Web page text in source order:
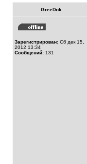
GreeDok
Зарегистрирован: Сб дек 15,
2012 13:34
Сообщений: 131